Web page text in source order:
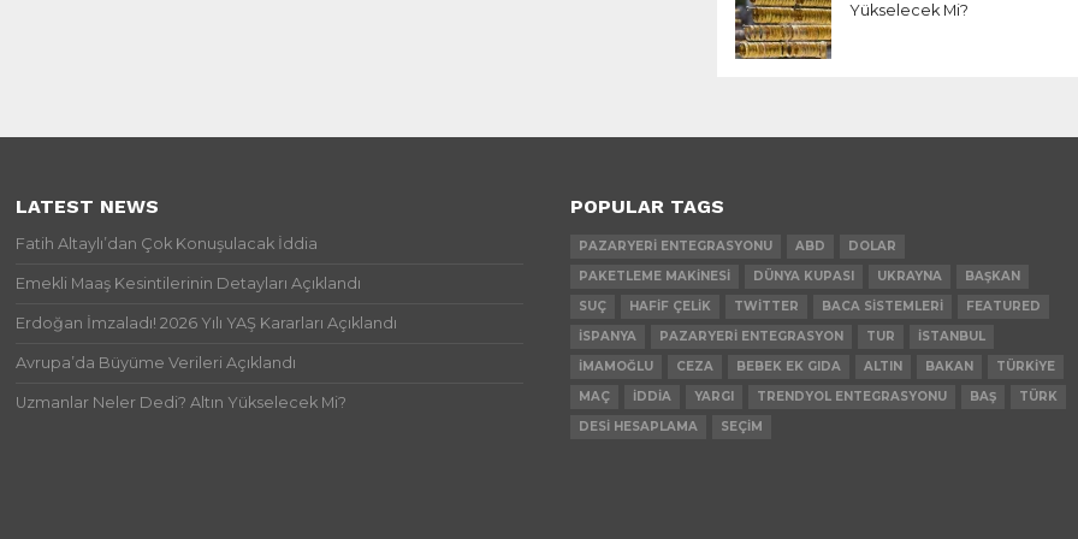
Yükselecek Mi?
LATEST NEWS
Fatih Altaylı’dan Çok Konuşulacak İddia
Emekli Maaş Kesintilerinin Detayları Açıklandı
Erdoğan İmzaladı! 2026 Yılı YAŞ Kararları Açıklandı
Avrupa’da Büyüme Verileri Açıklandı
Uzmanlar Neler Dedi? Altın Yükselecek Mi?
POPULAR TAGS
PAZARYERI ENTEGRASYONU ABD
DOLAR
PAKETLEME MAKINESI
DÜNYA KUPASI UKRAYNA
BAŞKAN
SUÇ
HAFIF ÇELIK TWITTER BACA SISTEMLERI
FEATURED
İSPANYA
PAZARYERI ENTEGRASYON TUR
İSTANBUL
İMAMOĞLU
CEZA BEBEK EK GIDA ALTIN BAKAN
TÜRKIYE
MAÇ
İDDIA YARGI TRENDYOL ENTEGRASYONU BAŞ
TÜRK
DESI HESAPLAMA
SEÇIM